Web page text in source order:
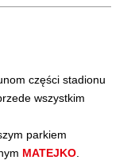
części stadionu
wszystkim
parkiem
MATEJKO